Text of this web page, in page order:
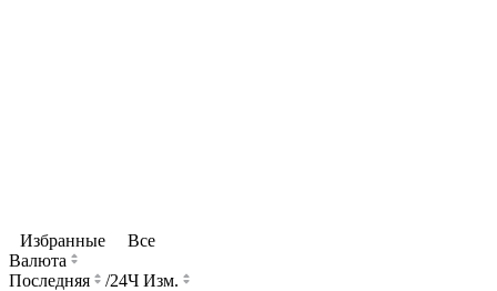
Избранные
Все
Валюта
Последняя
/24Ч Изм.